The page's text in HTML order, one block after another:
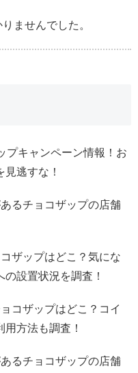
ませんでした。
プキャンペーン情報！お
逃すな！
るチョコザップの店舗
ザップはどこ？気にな
設置状況を調査！
コザップはどこ？コイ
方法も調査！
るチョコザップの店舗